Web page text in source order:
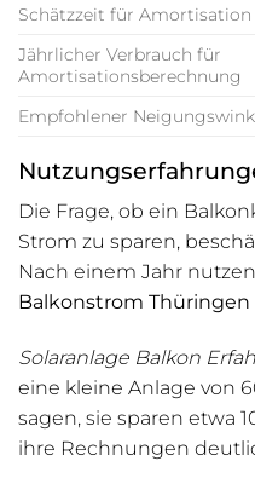
Schätzzeit für Amortisation
Jährlicher Verbrauch für
Amortisationsberechnung
Empfohlener
Die Frage, ob ein
Strom zu sparen,
Nach einem Jahr
Balkonstrom Thüringen
Solaranlage Balkon
eine kleine Anlage von
sagen, sie sparen etwa
ihre Rechnungen